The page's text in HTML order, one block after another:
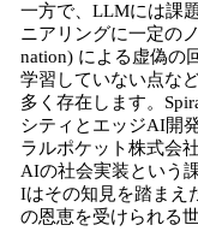
一方で、LLMには課
ニアリングに一定の
nation) による虚偽の
学習していない点な
多く存在します。
シティとエッジAI開
ラルポケット株式会
AIの社会実装という
Iはその知見を踏まえ
の恩恵を受けられる